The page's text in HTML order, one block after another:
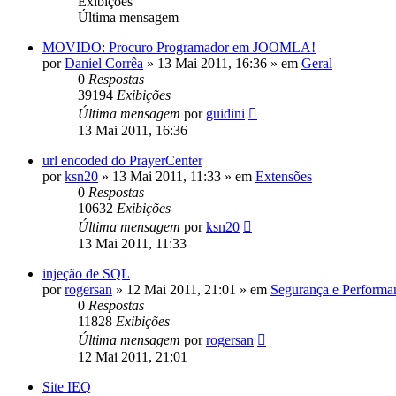
Última mensagem
MOVIDO: Procuro Programador em JOOMLA!
porDaniel Corrêa » 13 Mai 2011, 16:36 » em Geral
0 Respostas
39194 Exibições
Última mensagem por guidini
13 Mai 2011, 16:36
url encoded do PrayerCenter
porksn20 » 13 Mai 2011, 11:33 » em Extensões
0 Respostas
10632 Exibições
Última mensagem porksn20
13 Mai 2011, 11:33
injeção de SQL
porrogersan » 12 Mai 2011, 21:01 » em Segurança e
0 Respostas
11828 Exibições
Última mensagem porrogersan
12 Mai 2011, 21:01
Site IEQ